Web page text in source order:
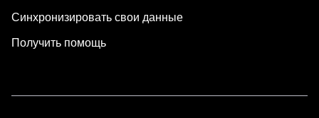
Синхронизировать свои данные
Получить помощь